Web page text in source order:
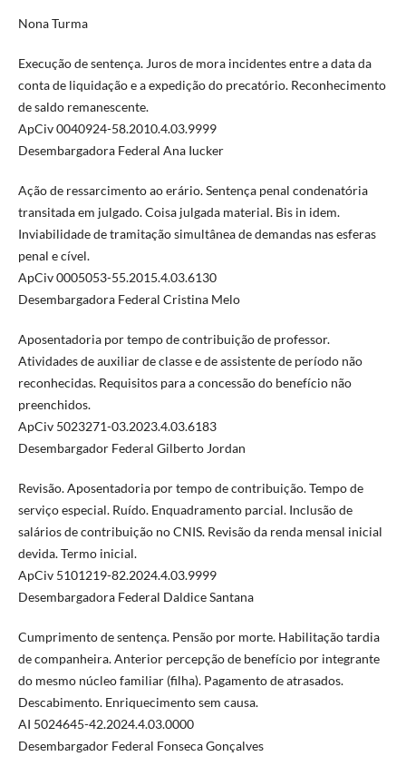
Nona Turma
Execução de sentença. Juros de mora incidentes entre a data da
conta de liquidação e a expedição do precatório. Reconhecimento
de saldo remanescente.
ApCiv 0040924-58.2010.4.03.9999
Desembargadora Federal Ana Iucker
Ação de ressarcimento ao erário. Sentença penal condenatória
transitada em julgado. Coisa julgada material. Bis in idem.
Inviabilidade de tramitação simultânea de demandas nas esferas
penal e cível.
ApCiv 0005053-55.2015.4.03.6130
Desembargadora Federal Cristina Melo
Aposentadoria por tempo de contribuição de professor.
Atividades de auxiliar de classe e de assistente de período não
reconhecidas. Requisitos para a concessão do benefício não
preenchidos.
ApCiv 5023271-03.2023.4.03.6183
Desembargador Federal Gilberto Jordan
Revisão. Aposentadoria por tempo de contribuição. Tempo de
serviço especial. Ruído. Enquadramento parcial. Inclusão de
salários de contribuição no CNIS. Revisão da renda mensal inicial
devida. Termo inicial.
ApCiv 5101219-82.2024.4.03.9999
Desembargadora Federal Daldice Santana
Cumprimento de sentença. Pensão por morte. Habilitação tardia
de companheira. Anterior percepção de benefício por integrante
do mesmo núcleo familiar (filha). Pagamento de atrasados.
Descabimento. Enriquecimento sem causa.
AI 5024645-42.2024.4.03.0000
Desembargador Federal Fonseca Gonçalves